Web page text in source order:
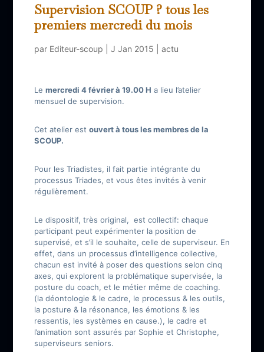
Supervision SCOUP ? tous les
premiers mercredi du mois
par Editeur-scoup J Jan 2015 actu
Le mercredi 4 février à 19.00 H a lieu l’atelier
mensuel de supervision.
Cet atelier est ouvert à tous les membres de la
SCOUP.
Pour les Triadistes, il fait partie intégrante du
processus Triades, et vous êtes invités à venir
régulièrement.
Le dispositif, très original, est collectif: chaque
participant peut expérimenter la position de
supervisé, et s’il le souhaite, celle de superviseur. En
effet, dans un processus d’intelligence collective,
chacun est invité à poser des questions selon cinq
axes, qui explorent la problématique supervisée, la
posture du coach, et le métier même de coaching.
(la déontologie & le cadre, le processus & les outils,
la posture & la résonance, les émotions & les
ressentis, les systèmes en cause.), le cadre et
l’animation sont assurés par Sophie et Christophe,
superviseurs seniors.